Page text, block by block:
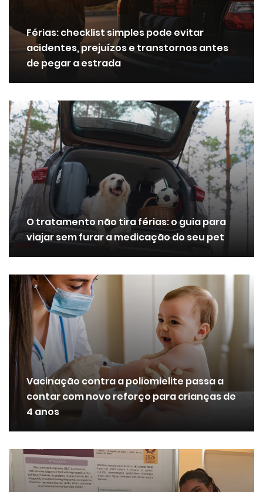
Férias: checklist simples pode evitar
acidentes, prejuízos e transtornos antes
de pegar a estrada
O tratamento não tira férias: o guia para
viajar sem furar a medicação do seu pet
Vacinação contra a poliomielite passa a
contar com novo reforço para crianças de
4 anos